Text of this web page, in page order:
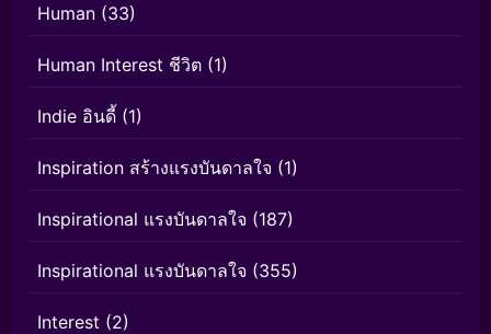
Human (33)
Human Interest ชีวิต (1)
Indie อินดี้ (1)
Inspiration สร้างแรงบันดาลใจ (1)
Inspirational แรงบันดาลใจ (187)
Inspirational แรงบันดาลใจ (355)
Interest (2)